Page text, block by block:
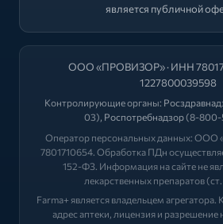
является публичной
ООО «ПРОВИЗОР» · ИНН
1227800039598
Контролирующие органы:
03), Роспотребнадзор(8-800-
Оператор персональных данных:
7801710654. Обработка ПДн
152-ФЗ. Информация на сайте не
лекарственных препаратов
Farma+ является владельцем агрегатора.
адрес аптеки, лицензия и